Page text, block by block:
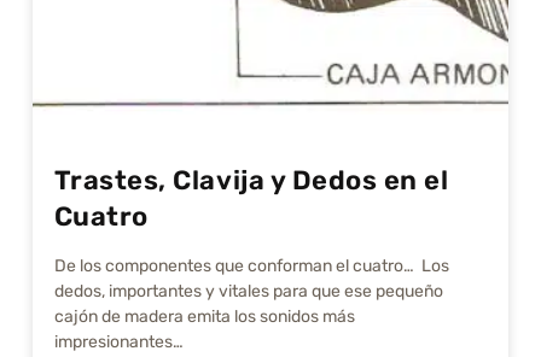
Trastes, Clavija y Dedos en el
Cuatro
De los componentes que conforman el cuatro… Los
dedos, importantes y vitales para que ese pequeño
cajón de madera emita los sonidos más
impresionantes…